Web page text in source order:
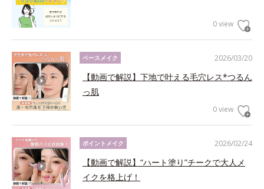
0 view
2026/03/20
ベースメイク
【動画で解説】下地で叶える毛穴レス*つるん
っ肌
0 view
2026/02/24
ポイントメイク
【動画で解説】“ハート塗り”チークで大人メ
イクを格上げ！